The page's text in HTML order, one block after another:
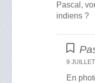
Pascal,
indiens ?
9
En